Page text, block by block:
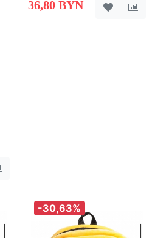
36,80 BYN
-30,63%